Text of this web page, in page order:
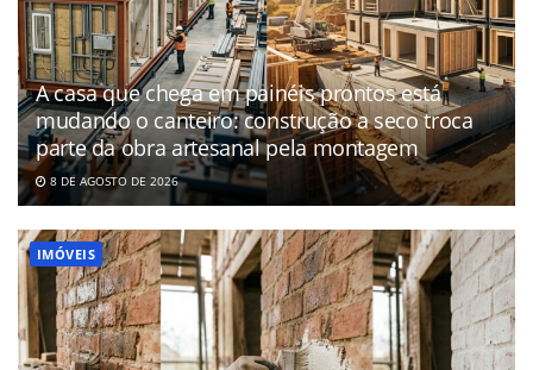
A casa que chega em painéis prontos está
mudando o canteiro: construção a seco troca
parte da obra artesanal pela montagem
8 DE AGOSTO DE 2026
IMÓVEIS